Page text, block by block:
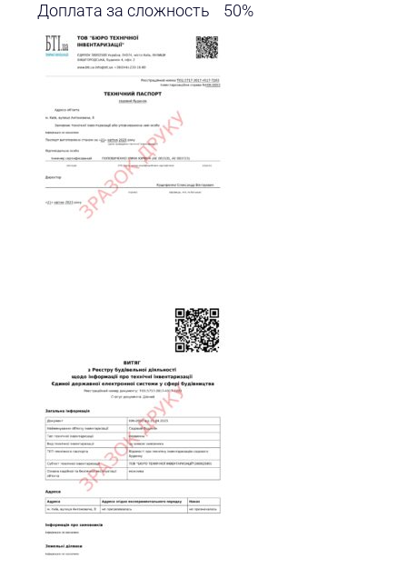
Доплата за сложность 50%